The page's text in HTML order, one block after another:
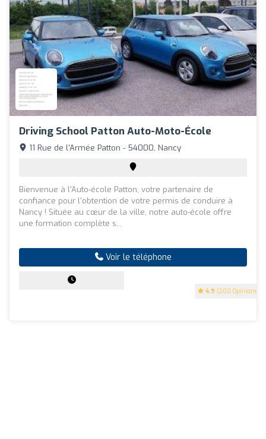
Driving School Patton Auto-Moto-École
4.9 (200 Opinions)
11 Rue de l'Armée Patton - 54000, Nancy
Bienvenue à l'Auto-école Patton, votre partenaire de
confiance pour l'obtention de votre permis de conduire à
Nancy ! Située au cœur de la ville, notre auto-école offre
une formation complète s...
Voir le téléphone